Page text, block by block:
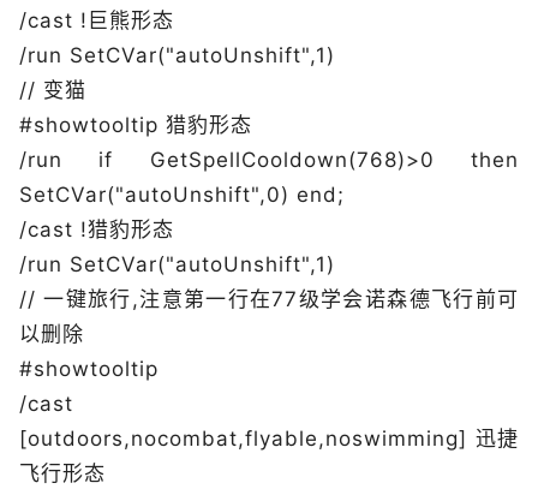
/cast !巨熊形态
/run SetCVar("autoUnshift",1)
// 变猫
#showtooltip 猎豹形态
/run if GetSpellCooldown(768)>0 then
SetCVar("autoUnshift",0) end;
/cast !猎豹形态
/run SetCVar("autoUnshift",1)
// 一键旅行,注意第一行在77级学会诺森德飞行前可
以删除
#showtooltip
/cast
[outdoors,nocombat,flyable,noswimming] 迅捷
飞行形态